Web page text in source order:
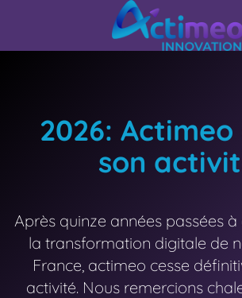
2026: Actimeo
son
Après quinze années passées
la transformation digitale de
France, actimeo cesse
activité. Nous remercions